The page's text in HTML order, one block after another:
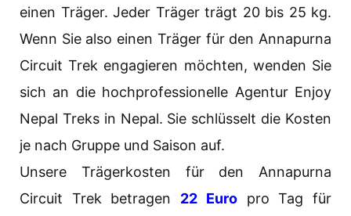
einen Träger. Jeder Träger trägt 20 bis 25 kg.
Wenn Sie also einen Träger für den Annapurna
Circuit Trek engagieren möchten, wenden Sie
sich an die hochprofessionelle Agentur Enjoy
Nepal Treks in Nepal. Sie schlüsselt die Kosten
je nach Gruppe und Saison auf.
Unsere Trägerkosten für den Annapurna
Circuit Trek betragen 22 Europro Tag für